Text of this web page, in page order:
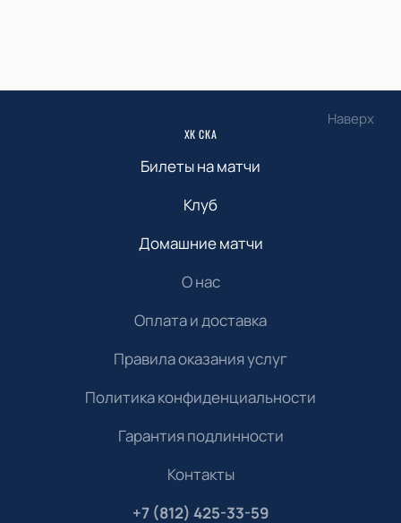
Наверх
ХК СКА
Билеты на матчи
Клуб
Домашние матчи
О нас
Оплата и доставка
Правила оказания услуг
Политика конфиденциальности
Гарантия подлинности
Контакты
+7 (812) 425-33-59